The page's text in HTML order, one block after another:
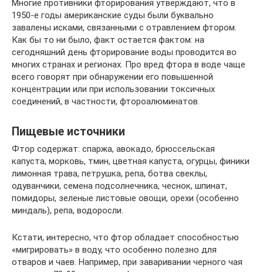
Многие противники фторирования утверждают, что в
1950-е годы американские суды были буквально
завалены исками, связанными с отравлением фтором.
Как бы то ни было, факт остается фактом: на
сегодняшний день фторирование воды проводится во
многих странах и регионах. Про вред фтора в воде чаще
всего говорят при обнаружении его повышенной
концентрации или при использовании токсичных
соединений, в частности, фтороалюминатов.
Пищевые источники
Фтор содержат: спаржа, авокадо, брюссельская
капуста, морковь, тмин, цветная капуста, огурцы, финики
лимонная трава, петрушка, репа, ботва свеклы,
одуванчики, семена подсолнечника, чеснок, шпинат,
помидоры, зеленые листовые овощи, орехи (особенно
миндаль), репа, водоросли.
Кстати, интересно, что фтор обладает способностью
«мигрировать» в воду, что особенно полезно для
отваров и чаев. Например, при заваривании черного чая